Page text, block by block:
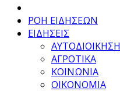
ΡΟΗ ΕΙΔΗΣΕΩΝ
ΕΙΔΗΣΕΙΣ
ΑΥΤΟΔΙΟΙΚΗΣΗ
ΑΓΡΟΤΙΚΑ
ΚΟΙΝΩΝΙΑ
ΟΙΚΟΝΟΜΙΑ